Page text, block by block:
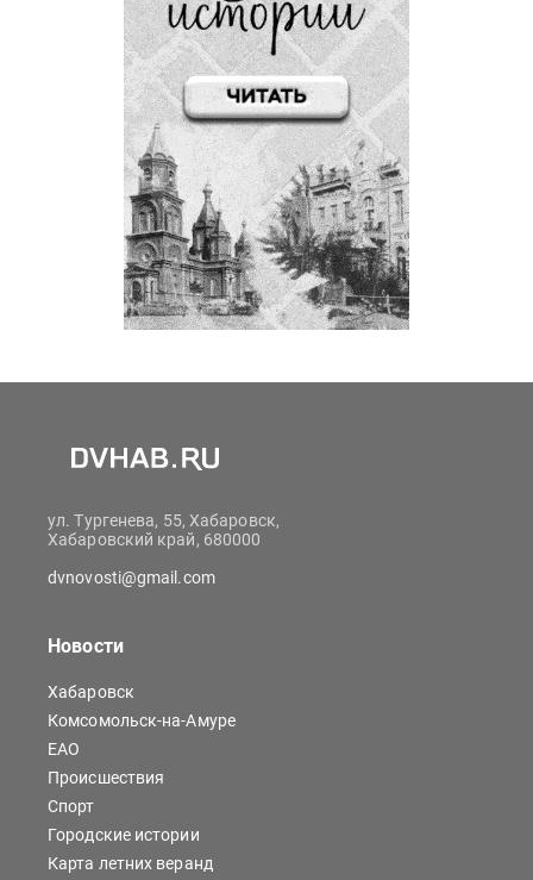
ул. Тургенева, 55, Хабаровск,
Хабаровский край, 680000
dvnovosti@gmail.com
Новости
Хабаровск
Комсомольск-на-Амуре
ЕАО
Происшествия
Спорт
Городские истории
Карта летних веранд